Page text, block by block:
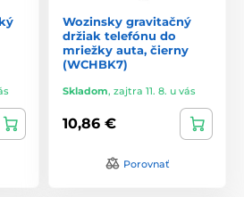
Wozinsky gravitačný
držiak telefónu do
mriežky auta, čierny
(WCHBK7)
Skladom, zajtra 11. 8. u vás
10,86 €
Porovnať